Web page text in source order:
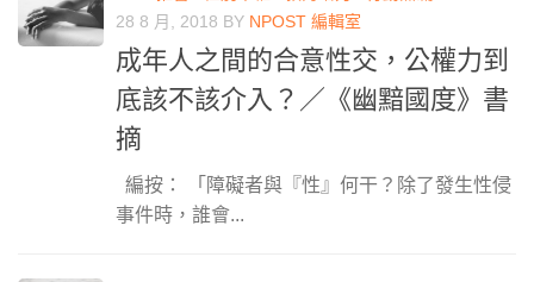
28 8 月, 2018 BY NPOST 編輯室
成年人之間的合意性交，公權力到
底該不該介入？／《幽黯國度》書
摘
編按： 「障礙者與『性』何干？除了發生性侵
事件時，誰會...